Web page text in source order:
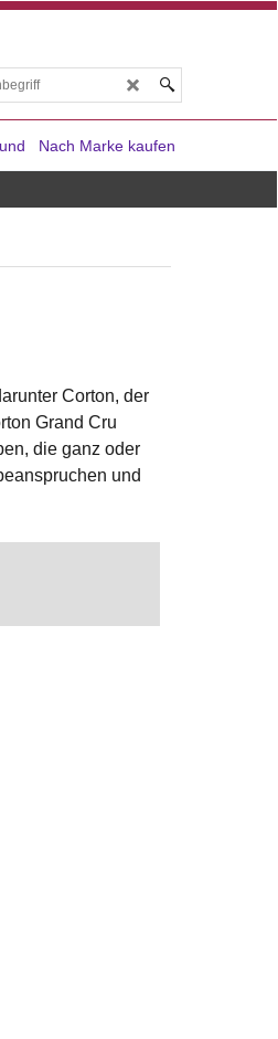
Nach Marke kaufen
Corton, der
Grand Cru
die ganz oder
und